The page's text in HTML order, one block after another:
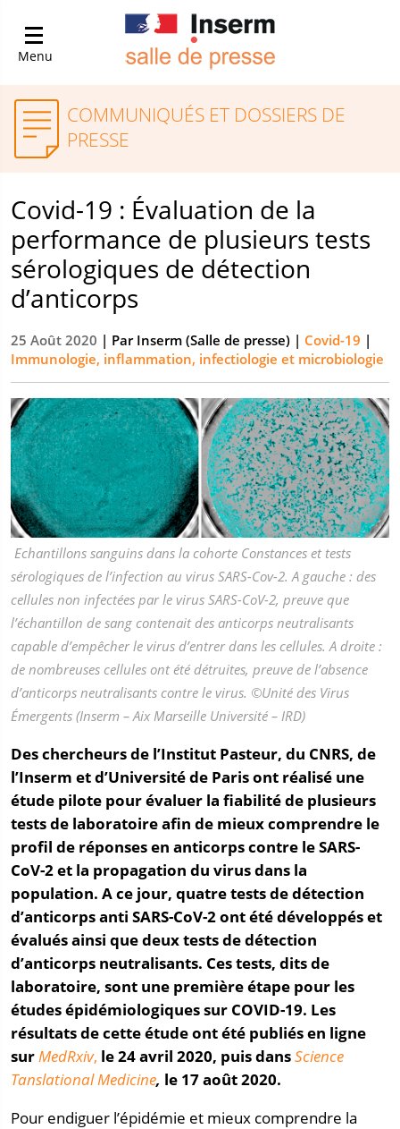
Menu
COMMUNIQUÉS ET DOSSIERS DE
PRESSE
Covid-19 : Évaluation de la
performance de plusieurs tests
sérologiques de détection
d’anticorps
25 Août 2020 | ParInserm (Salle de presse) | Covid-19 |
Immunologie, inflammation, infectiologie et microbiologie
Echantillons sanguins dans la cohorte Constances et tests
sérologiques de l’infection au virus SARS-Cov-2. A gauche : des
cellules non infectées par le virus SARS-CoV-2, preuve que
l’échantillon de sang contenait des anticorps neutralisants
capable d’empêcher le virus d’entrer dans les cellules. A droite :
de nombreuses cellules ont été détruites, preuve de l’absence
d’anticorps neutralisants contre le virus. ©Unité des Virus
Émergents (Inserm – Aix Marseille Université – IRD)
Des chercheurs de l’Institut Pasteur, du CNRS, de
l’Inserm et d’Université de Paris ont réalisé une
étude pilote pour évaluer la fiabilité de plusieurs
tests de laboratoire afin de mieux comprendre le
profil de réponses en anticorps contre le SARS-
CoV-2 et la propagation du virus dans la
population. A ce jour, quatre tests de détection
d’anticorps anti SARS-CoV-2 ont été développés et
évalués ainsi que deux tests de détection
d’anticorps neutralisants. Ces tests, dits de
laboratoire, sont une première étape pour les
études épidémiologiques sur COVID-19. Les
résultats de cette étude ont été publiés en ligne
surMedRxiv, le 24 avril 2020, puis dansScience
Tanslational Medicine, le 17 août 2020.
Pour endiguer l’épidémie et mieux comprendre la